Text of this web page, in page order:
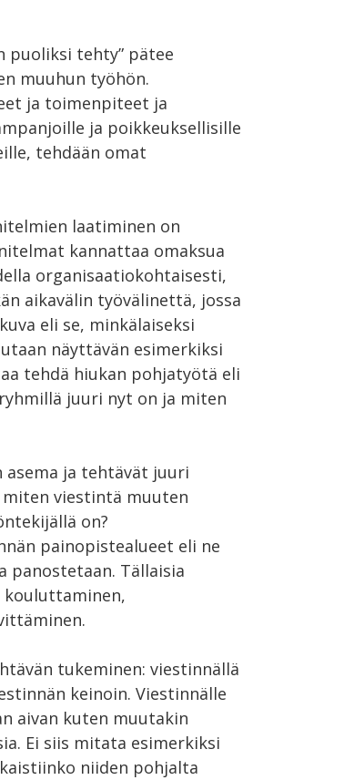
puoliksi tehty” pätee
muuhun työhön.
ja toimenpiteet ja
ja poikkeuksellisille
tehdään omat
laatiminen on
kannattaa omaksua
organisaatiokohtaisesti,
aikavälin työvälinettä, jossa
eli se, minkälaiseksi
näyttävän esimerkiksi
tehdä hiukan pohjatyötä eli
juuri nyt on ja miten
asema ja tehtävät juuri
miten viestintä muuten
on?
painopistealueet eli ne
panostetaan. Tällaisia
kouluttaminen,
tukeminen: viestinnällä
keinoin. Viestinnälle
aivan kuten muutakin
Ei siis mitata esimerkiksi
niiden pohjalta